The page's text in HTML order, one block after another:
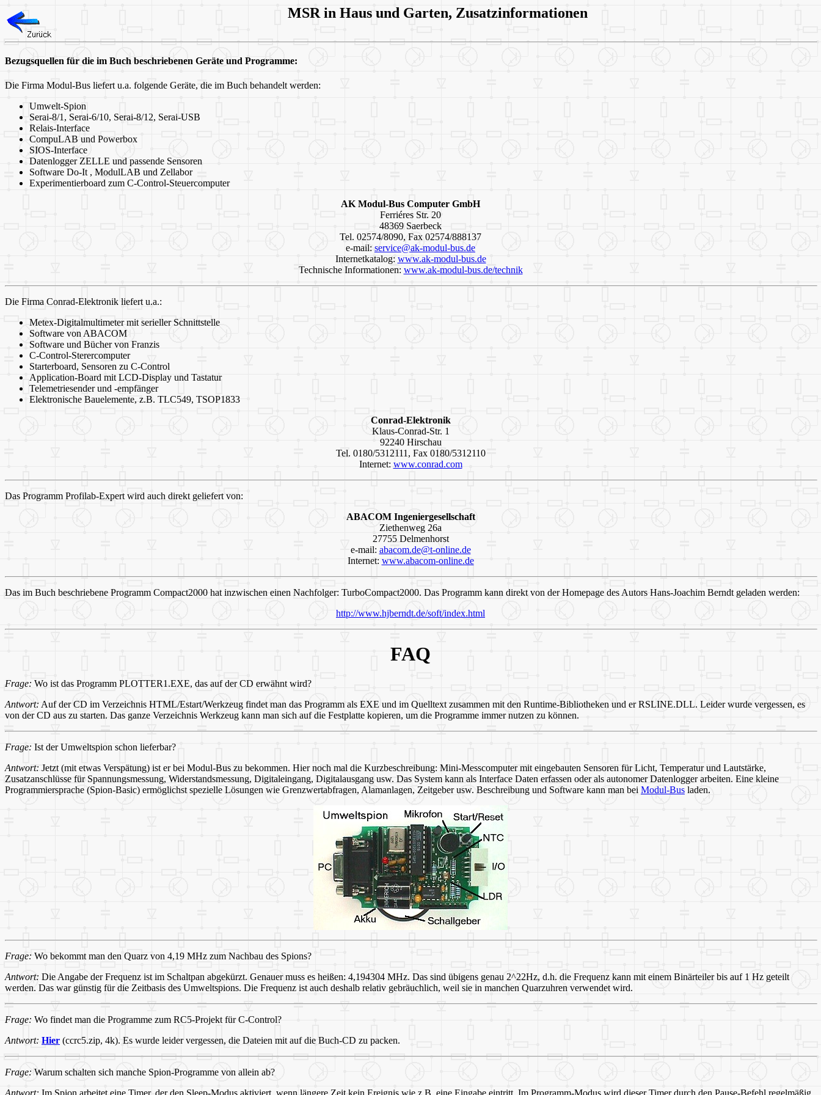
MSR in Haus und Garten, Zusatzinformationen
Bezugsquellen für die im Buch beschriebenen Geräte und Programme:
Die Firma Modul-Bus liefert u.a. folgende Geräte, die im Buch behandelt werden:
Umwelt-Spion
Serai-8/1, Serai-6/10, Serai-8/12, Serai-USB
Relais-Interface
CompuLAB und Powerbox
SIOS-Interface
Datenlogger ZELLE und passende Sensoren
Software Do-It , ModulLAB und Zellabor
Experimentierboard zum C-Control-Steuercomputer
AK Modul-Bus Computer GmbH
Ferriéres Str. 20
48369 Saerbeck
Tel. 02574/8090, Fax 02574/888137
e-mail: service@ak-modul-bus.de
Internetkatalog: www.ak-modul-bus.de
Technische Informationen: www.ak-modul-bus.de/technik
Die Firma Conrad-Elektronik liefert u.a.:
Metex-Digitalmultimeter mit serieller Schnittstelle
Software von ABACOM
Software und Bücher von Franzis
C-Control-Sterercomputer
Starterboard, Sensoren zu C-Control
Application-Board mit LCD-Display und Tastatur
Telemetriesender und -empfänger
Elektronische Bauelemente, z.B. TLC549, TSOP1833
Conrad-Elektronik
Klaus-Conrad-Str. 1
92240 Hirschau
Tel. 0180/5312111, Fax 0180/5312110
Internet: www.conrad.com
Das Programm Profilab-Expert wird auch direkt geliefert von:
ABACOM Ingeniergesellschaft
Ziethenweg 26a
27755 Delmenhorst
e-mail: abacom.de@t-online.de
Internet: www.abacom-online.de
Das im Buch beschriebene Programm Compact2000 hat inzwischen einen Nachfolger: TurboCompact2000. Das Programm kann direkt von der Homepage des Autors Hans-Joachim Berndt geladen werden:
http://www.hjberndt.de/soft/index.html
FAQ
Frage: Wo ist das Programm PLOTTER1.EXE, das auf der CD erwähnt wird?
Antwort: Auf der CD im Verzeichnis HTML/Estart/Werkzeug findet man das Programm als EXE und im Quelltext zusammen mit den Runtime-Bibliotheken und er RSLINE.DLL. Leider wurde vergessen, es
von der CD aus zu starten. Das ganze Verzeichnis Werkzeug kann man sich auf die Festplatte kopieren, um die Programme immer nutzen zu können.
Frage: Ist der Umweltspion schon lieferbar?
Antwort: Jetzt (mit etwas Verspätung) ist er bei Modul-Bus zu bekommen. Hier noch mal die Kurzbeschreibung: Mini-Messcomputer mit eingebauten Sensoren für Licht, Temperatur und Lautstärke,
Zusatzanschlüsse für Spannungsmessung, Widerstandsmessung, Digitaleingang, Digitalausgang usw. Das System kann als Interface Daten erfassen oder als autonomer Datenlogger arbeiten. Eine kleine
Programmiersprache (Spion-Basic) ermöglichst spezielle Lösungen wie Grenzwertabfragen, Alamanlagen, Zeitgeber usw. Beschreibung und Software kann man bei Modul-Bus laden.
Frage: Wo bekommt man den Quarz von 4,19 MHz zum Nachbau des Spions?
Antwort: Die Angabe der Frequenz ist im Schaltpan abgekürzt. Genauer muss es heißen: 4,194304 MHz. Das sind übigens genau 2^22Hz, d.h. die Frequenz kann mit einem Binärteiler bis auf 1 Hz geteilt
werden. Das war günstig für die Zeitbasis des Umweltspions. Die Frequenz ist auch deshalb relativ gebräuchlich, weil sie in manchen Quarzuhren verwendet wird.
Frage: Wo findet man die Programme zum RC5-Projekt für C-Control?
Antwort: Hier (ccrc5.zip, 4k). Es wurde leider vergessen, die Dateien mit auf die Buch-CD zu packen.
Frage: Warum schalten sich manche Spion-Programme von allein ab?